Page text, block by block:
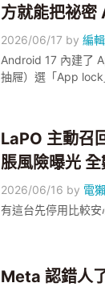
方就能把祕密
2026/06/17 by編
Android 17 內建了
抽屜）選「App
Pixel 6 以上機型為
Identity Check 的
LaPO 主動召
脹風險曝光
2026/06/16 by 電
有這台先停用比較安
Meta 認錯人